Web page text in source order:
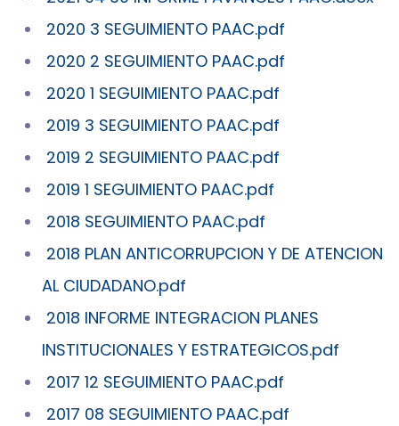
2020 3 SEGUIMIENTO PAAC.pdf
2020 2 SEGUIMIENTO PAAC.pdf
2020 1 SEGUIMIENTO PAAC.pdf
2019 3 SEGUIMIENTO PAAC.pdf
2019 2 SEGUIMIENTO PAAC.pdf
2019 1 SEGUIMIENTO PAAC.pdf
2018 SEGUIMIENTO PAAC.pdf
2018 PLAN ANTICORRUPCION Y DE ATENCION
AL CIUDADANO.pdf
2018 INFORME INTEGRACION PLANES
INSTITUCIONALES Y ESTRATEGICOS.pdf
2017 12 SEGUIMIENTO PAAC.pdf
2017 08 SEGUIMIENTO PAAC.pdf